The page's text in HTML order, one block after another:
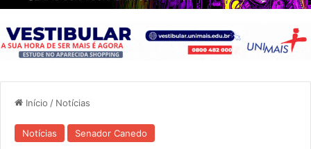
Início / Notícias
Notícias Senador Canedo